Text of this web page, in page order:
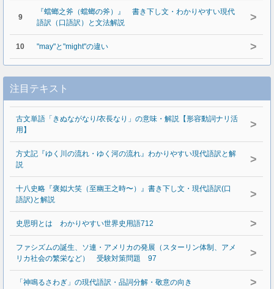
9
『蟷螂之斧（蟷螂の斧）』 書き下し文・わかりやすい現代
語訳（口語訳）と文法解説
>
10 "may"と"might"の違い >
注目テキスト
古文単語「きぬながなり/衣長なり」の意味・解説【形容動詞ナリ活
用】
>
方丈記『ゆく川の流れ・ゆく河の流れ』わかりやすい現代語訳と解
説
>
十八史略『褒姒大笑（至幽王之時〜）』書き下し文・現代語訳(口
語訳)と解説
>
史思明とは わかりやすい世界史用語712 >
ファシズムの誕生、ソ連・アメリカの発展（スターリン体制、アメ
リカ社会の繁栄など） 受験対策問題 97
>
「神鳴るさわぎ」の現代語訳・品詞分解・敬意の向き >